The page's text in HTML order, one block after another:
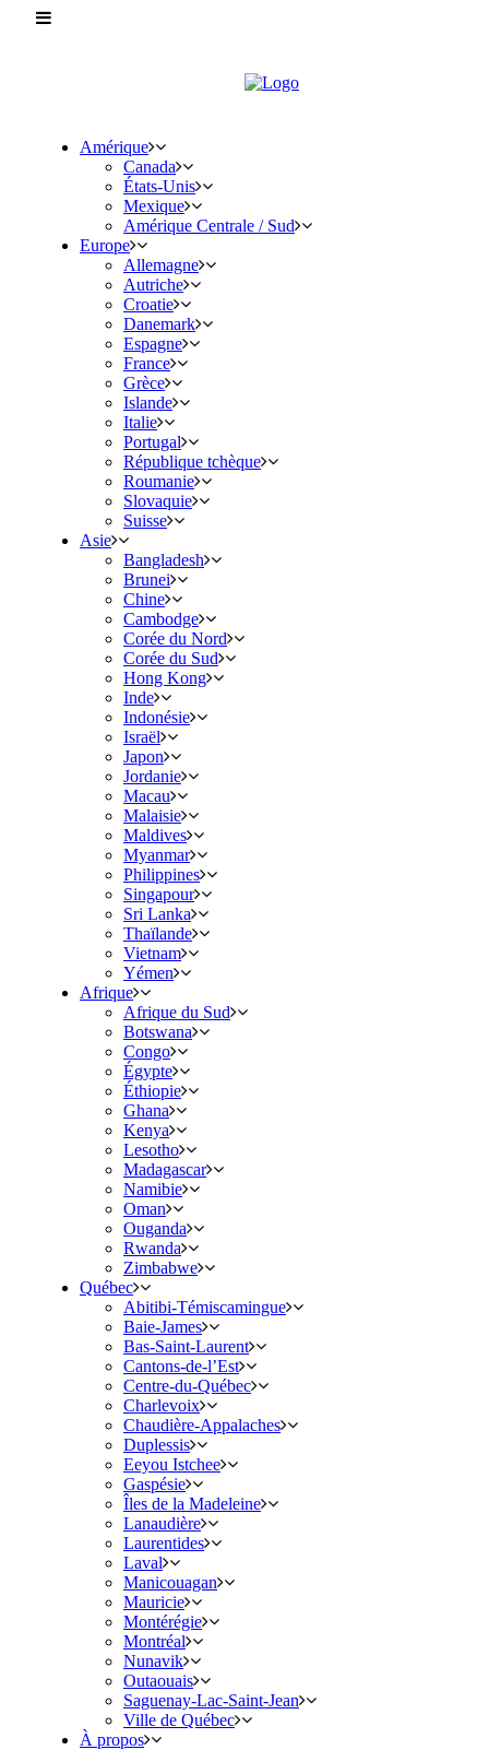
Amérique
Canada
États-Unis
Mexique
Amérique Centrale / Sud
Europe
Allemagne
Autriche
Croatie
Danemark
Espagne
France
Grèce
Islande
Italie
Portugal
République tchèque
Roumanie
Slovaquie
Suisse
Asie
Bangladesh
Brunei
Chine
Cambodge
Corée du Nord
Corée du Sud
Hong Kong
Inde
Indonésie
Israël
Japon
Jordanie
Macau
Malaisie
Maldives
Myanmar
Philippines
Singapour
Sri Lanka
Thaïlande
Vietnam
Yémen
Afrique
Afrique du Sud
Botswana
Congo
Égypte
Éthiopie
Ghana
Kenya
Lesotho
Madagascar
Namibie
Oman
Ouganda
Rwanda
Zimbabwe
Québec
Abitibi-Témiscamingue
Baie-James
Bas-Saint-Laurent
Cantons-de-l’Est
Centre-du-Québec
Charlevoix
Chaudière-Appalaches
Duplessis
Eeyou Istchee
Gaspésie
Îles de la Madeleine
Lanaudière
Laurentides
Laval
Manicouagan
Mauricie
Montérégie
Montréal
Nunavik
Outaouais
Saguenay-Lac-Saint-Jean
Ville de Québec
À propos